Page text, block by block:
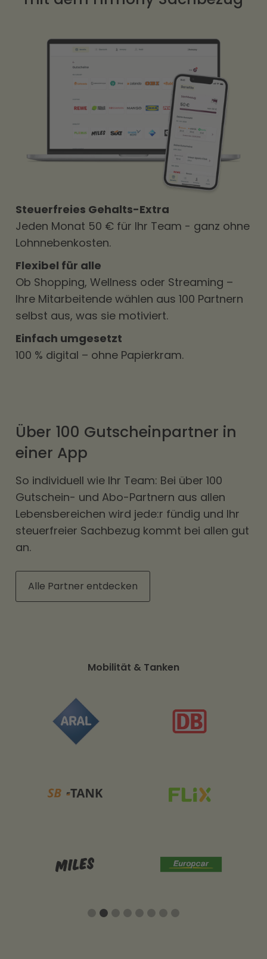
Steuerfreies Gehalts-Extra
Jeden Monat 50 € für Ihr Team - ganz ohne
Lohnnebenkosten.
Flexibel für alle
Ob Shopping, Wellness oder Streaming –
Ihre Mitarbeitende wählen aus 100 Partnern
selbst aus, was sie motiviert.
Einfach umgesetzt
100 % digital – ohne Papierkram.
Über 100 Gutscheinpartner in
einer App
So individuell wie Ihr Team: Bei über 100
Gutschein- und Abo-Partnern aus allen
Lebensbereichen wird jede:r fündig und Ihr
steuerfreier Sachbezug kommt bei allen gut
an.
Alle Partner entdecken
Streaming, Apps & Gaming